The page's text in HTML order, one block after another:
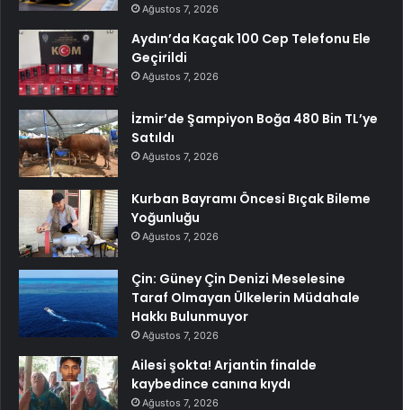
Ağustos 7, 2026
Aydın’da Kaçak 100 Cep Telefonu Ele
Geçirildi
Ağustos 7, 2026
İzmir’de Şampiyon Boğa 480 Bin TL’ye
Satıldı
Ağustos 7, 2026
Kurban Bayramı Öncesi Bıçak Bileme
Yoğunluğu
Ağustos 7, 2026
Çin: Güney Çin Denizi Meselesine
Taraf Olmayan Ülkelerin Müdahale
Hakkı Bulunmuyor
Ağustos 7, 2026
Ailesi şokta! Arjantin finalde
kaybedince canına kıydı
Ağustos 7, 2026